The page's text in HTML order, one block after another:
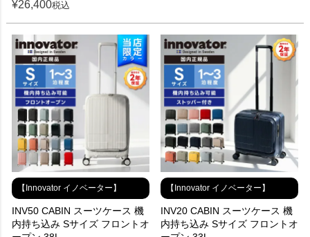
¥26,400税込
【Innovator イノベーター】
INV50 CABIN スーツケース 機
内持ち込み Sサイズ フロントオ
【Innovator イノベーター】
INV20 CABIN スーツケース 機
内持ち込み Sサイズ フロントオ